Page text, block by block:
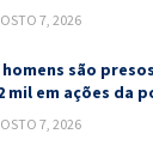
7, 2026
homens são
mil em ações da
7, 2026